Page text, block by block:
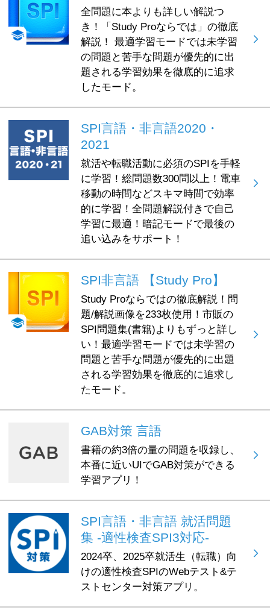
全問題に本よりも詳しい解説つ
き！「Study Proならでは」の徹底
解説！ 最適学習モードでは未学習
の問題と苦手な問題が優先的に出
題される学習効果を徹底的に追求
したモード。
SPI言語・非言語2020・
2021
就活や転職活動に必須のSPIを手軽
に学習！総問題数300問以上！電車
移動の時間などスキマ時間で効率
的に学習！全問題解説付きで自己
学習に最適！暗記モードで最後の
追い込みをサポート！
SPI非言語 【Study Pro】
Study Proならではの徹底解説！問
題/解説画像を233枚使用！市販の
SPI問題集(書籍)よりもずっと詳し
い！最適学習モードでは未学習の
問題と苦手な問題が優先的に出題
される学習効果を徹底的に追求し
たモード。
GAB対策 言語
書籍の約3倍の量の問題を収録し、
本番に近いUIでGAB対策ができる
学習アプリ！
SPI言語・非言語 就活問題
集 -適性検査SPI3対応-
2024卒、2025卒就活生（転職）向
けの適性検査SPIのWebテスト&テ
ストセンター対策アプリ。